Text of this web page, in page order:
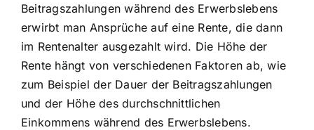
Beitragszahlungen während des Erwerbslebens
erwirbt man Ansprüche auf eine Rente, die dann
im Rentenalter ausgezahlt wird. Die Höhe der
Rente hängt von verschiedenen Faktoren ab, wie
zum Beispiel der Dauer der Beitragszahlungen
und der Höhe des durchschnittlichen
Einkommens während des Erwerbslebens.